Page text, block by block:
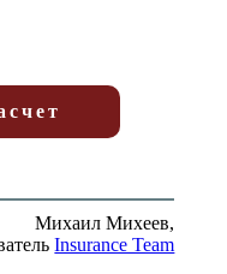
Михаил Михеев,
Insurance Team